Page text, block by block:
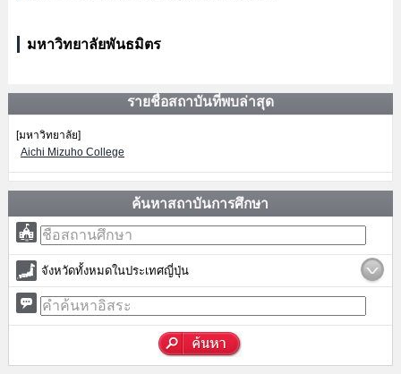
มหาวิทยาลัยพันธมิตร
รายชื่อสถาบันที่พบล่าสุด
[มหาวิทยาลัย]
Aichi Mizuho College
ค้นหาสถาบันการศึกษา
จังหวัดทั้งหมดในประเทศญี่ปุ่น